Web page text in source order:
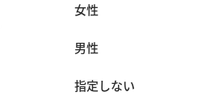
女性
男性
指定しない